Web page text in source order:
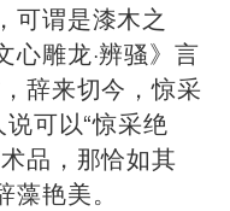
可谓是漆木之
心雕龙·辨骚》言
辞来切今，惊采
可以“惊采绝
品，那恰如其
艳美。